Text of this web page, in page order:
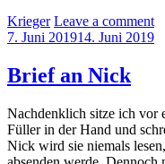
by
Krieger Leave a comment
Posted
7. Juni 201914. Juni 2019
Brief an Nick
Nachdenklich sitze ich vor
Füller in der Hand und
Nick wird sie niemals